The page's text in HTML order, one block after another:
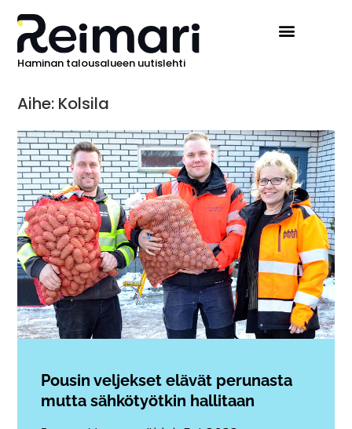
Haminan talousalueen uutislehti
Aihe: Kolsila
Pousin veljekset elävät perunasta
mutta sähkötyötkin hallitaan